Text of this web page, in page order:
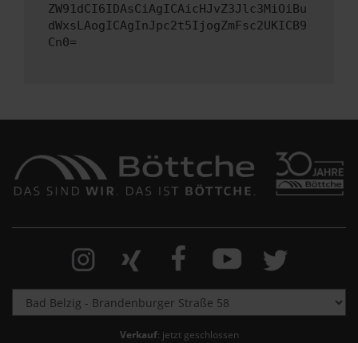
ZW91dCI6IDAsCiAgICAicHJvZ3Jlc3MiOiBu
dWxsLAogICAgInJpc2t5IjogZmFsc2UKICB9
Cn0=
Verkauf: jetzt geschlossen